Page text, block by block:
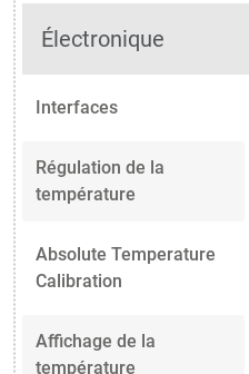
Électronique
Interfaces
Régulation de la
température
Absolute Temperature
Calibration
Affichage de la
température